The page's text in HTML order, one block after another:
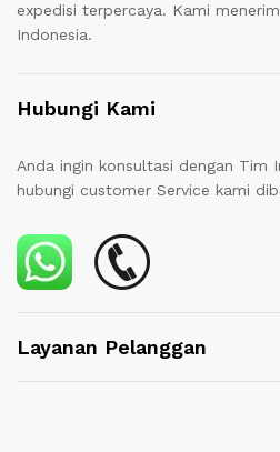
expedisi terpercaya. Kami
Indonesia.
Hubungi Kami
Anda ingin konsultasi dengan Tim
hubungi customer Service kami
Layanan Pelanggan